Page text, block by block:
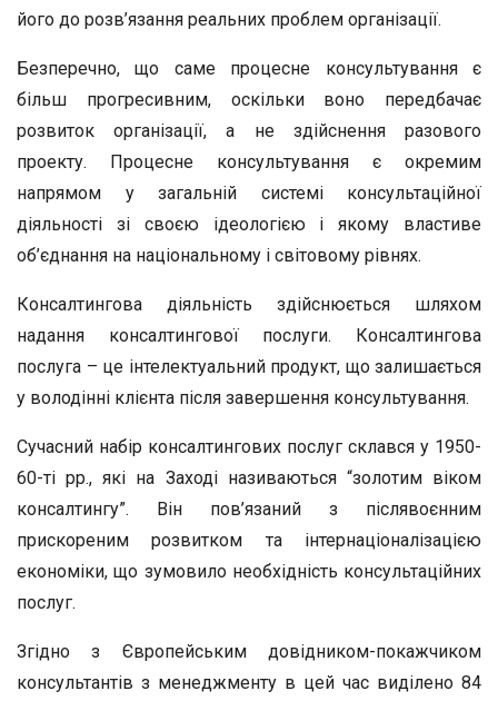
його до розв’язання реальних проблем організації.
Безперечно, що саме процесне консультування є
більш прогресивним, оскільки воно передбачає
розвиток організації, а не здійснення разового
проекту. Процесне консультування є окремим
напрямом у загальній системі консультаційної
діяльності зі своєю ідеологією і якому властиве
об’єднання на національному і світовому рівнях.
Консалтингова діяльність здійснюється шляхом
надання консалтингової послуги. Консалтингова
послуга – це інтелектуальний продукт, що залишається
у володінні клієнта після завершення консультування.
Сучасний набір консалтингових послуг склався у 1950-
60-ті рр., які на Заході називаються “золотим віком
консалтингу”. Він пов’язаний з післявоєнним
прискореним розвитком та інтернаціоналізацією
економіки, що зумовило необхідність консультаційних
послуг.
Згідно з Європейським довідником-покажчиком
консультантів з менеджменту в цей час виділено 84